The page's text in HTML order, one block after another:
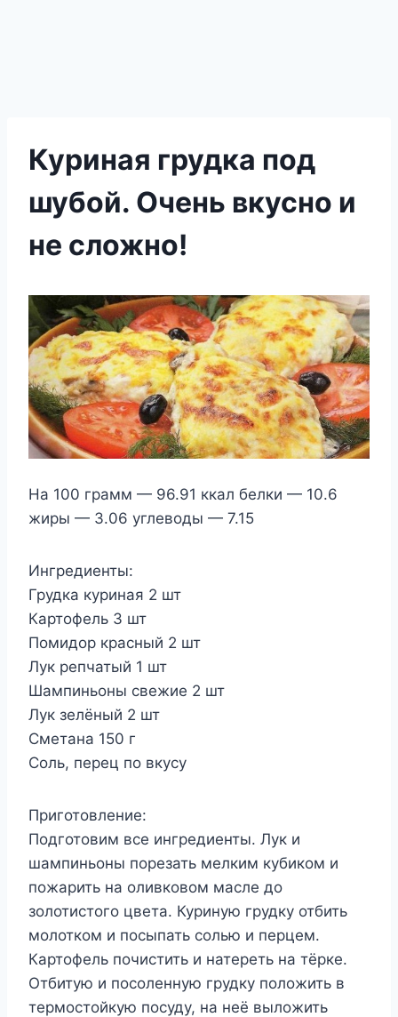
Куриная грудка под
шубой. Очень вкусно и
не сложно!
На 100 грамм — 96.91 ккал белки — 10.6
жиры — 3.06 углеводы — 7.15
Ингредиенты:
Грудка куриная 2 шт
Картофель 3 шт
Помидор красный 2 шт
Лук репчатый 1 шт
Шампиньоны свежие 2 шт
Лук зелёный 2 шт
Сметана 150 г
Соль, перец по вкусу
Приготовление:
Подготовим все ингредиенты. Лук и
шампиньоны порезать мелким кубиком и
пожарить на оливковом масле до
золотистого цвета. Куриную грудку отбить
молотком и посыпать солью и перцем.
Картофель почистить и натереть на тёрке.
Отбитую и посоленную грудку положить в
термостойкую посуду, на неё выложить